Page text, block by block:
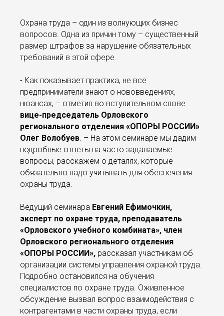
Охрана труда – один из волнующих бизнес
вопросов. Одна из причин тому – существенный
размер штрафов за нарушение обязательных
требований в этой сфере.
- Как показывает практика, не все
предприниматели знают о нововведениях,
нюансах, – отметил во вступительном слове
вице-председатель Орловского
регионального отделения «ОПОРЫ РОССИИ»
Олег Волобуев. – На этом семинаре мы дадим
подробные ответы на часто задаваемые
вопросы, расскажем о деталях, которые
обязательно надо учитывать для обеспечения
охраны труда.
Ведущий семинара Евгений Ефимочкин,
эксперт по охране труда, преподаватель
«Орловского учебного комбината», член
Орловского регионального отделения
«ОПОРЫ РОССИИ», рассказал участникам об
организации системы управления охраной труда.
Подробно остановился на обучения
специалистов по охране труда. Оживленное
обсуждение вызвал вопрос взаимодействия с
контрагентами в части охраны труда, если